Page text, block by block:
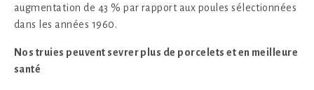
augmentation de 43 % par rapport aux poules sélectionnées
dans les années 1960.
Nos truies peuvent sevrer plus de porcelets et en meilleure
santé